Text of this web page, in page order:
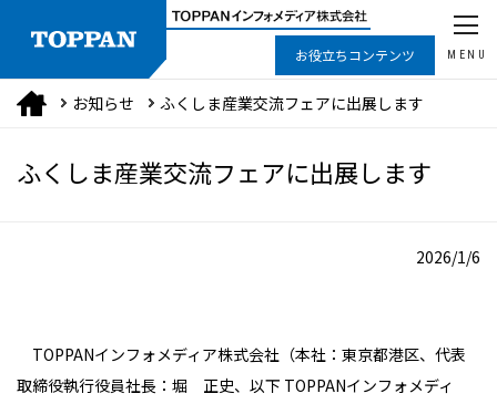
お役立ちコンテンツ MENU
お知らせ ふくしま産業交流フェアに出展します
ふくしま産業交流フェアに出展します
2026/1/6
TOPPANインフォメディア株式会社（本社：東京都港区、代表
取締役執行役員社長：堀 正史、以下 TOPPANインフォメディ